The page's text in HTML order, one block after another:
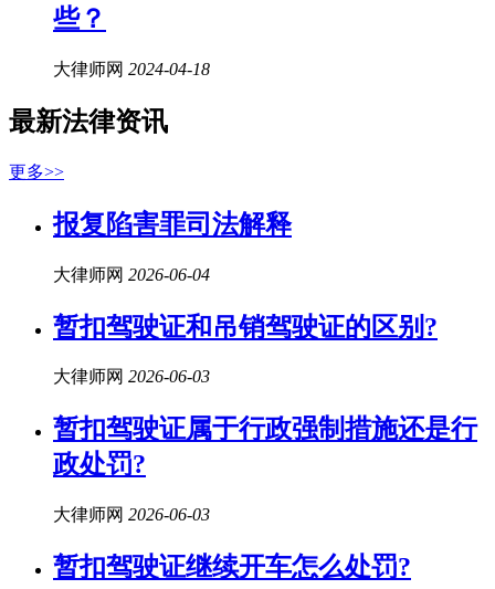
些？
大律师网 2024-04-18
最新法律资讯
更多>>
报复陷害罪司法解释
大律师网 2026-06-04
暂扣驾驶证和吊销驾驶证的区别?
大律师网 2026-06-03
暂扣驾驶证属于行政强制措施还是行
政处罚?
大律师网 2026-06-03
暂扣驾驶证继续开车怎么处罚?